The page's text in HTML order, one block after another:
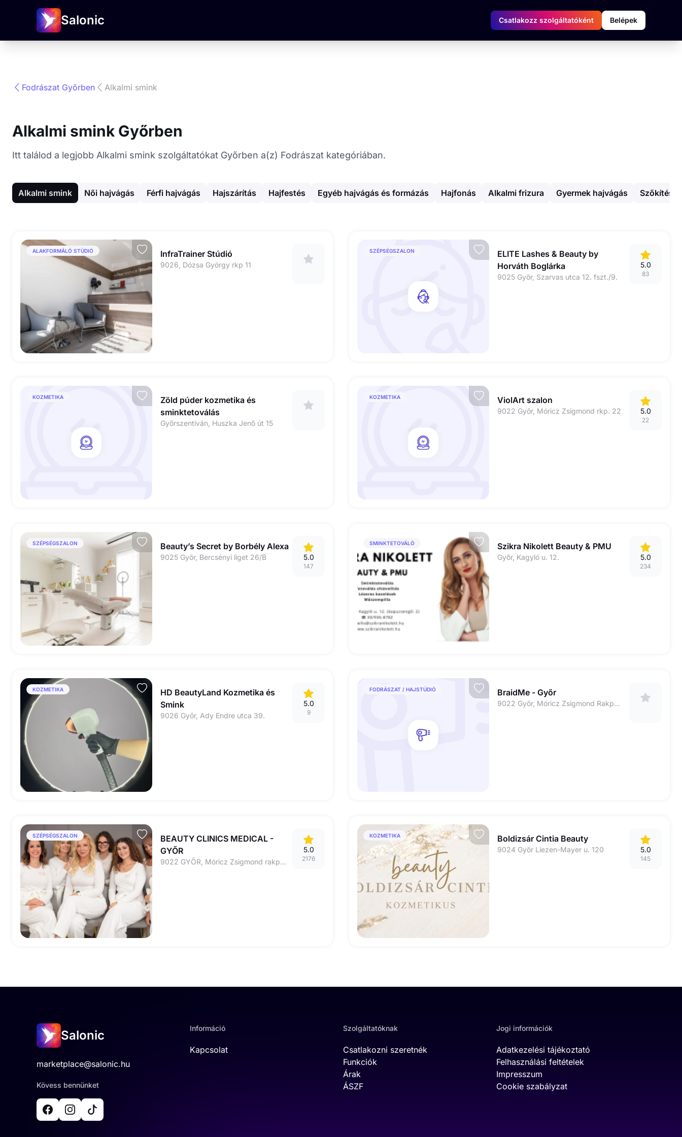
Salonic Csatlakozz szolgáltatóként Belépek
Fodrászat Győrben Alkalmi smink
Alkalmi smink Győrben
Itt találod a legjobb Alkalmi smink szolgáltatókat Győrben a(z) Fodrászat kategóriában.
Alkalmi smink Női hajvágás Férfi hajvágás Hajszárítás Hajfestés Egyéb hajvágás és formázás Hajfonás Alkalmi frizura Gyermek hajvágás Szőkítés
ALAKFORMÁLÓ STÚDIÓ InfraTrainer Stúdió
9026, Dózsa György rkp 11
SZÉPSÉGSZALON
ELITE Lashes & Beauty by
Horváth Boglárka
9025 Győr, Szarvas utca 12. fszt./9.
5.0
83
KOZMETIKA
Zöld púder kozmetika és
sminktetoválás
Győrszentiván, Huszka Jenő út 15
KOZMETIKA ViolArt szalon
9022 Győr, Móricz Zsigmond rkp. 22 5.0
22
SZÉPSÉGSZALON Beauty’s Secret by Borbély Alexa
9025 Győr, Bercsényi liget 26/B 5.0
147
SMINKTETOVÁLÓ Szikra Nikolett Beauty & PMU
Győr, Kagyló u. 12. 5.0
234
KOZMETIKA
HD BeautyLand Kozmetika és
Smink
9026 Győr, Ady Endre utca 39.
5.0
9
FODRÁSZAT / HAJSTÚDIÓ BraidMe - Győr
9022 Győr, Móricz Zsigmond Rakpart 1/B fszt 23.
SZÉPSÉGSZALON
BEAUTY CLINICS MEDICAL -
GYŐR
9022 GYŐR, Móricz Zsigmond rakpart 22. D lépcsőház
5.0
2176
KOZMETIKA Boldizsár Cintia Beauty
9024 Győr Liezen-Mayer u. 120 5.0
145
Salonic
marketplace@salonic.hu
Kövess bennünket
Információ
Kapcsolat
Szolgáltatóknak
Csatlakozni szeretnék
Funkciók
Árak
ÁSZF
Jogi információk
Adatkezelési tájékoztató
Felhasználási feltételek
Impresszum
Cookie szabályzat